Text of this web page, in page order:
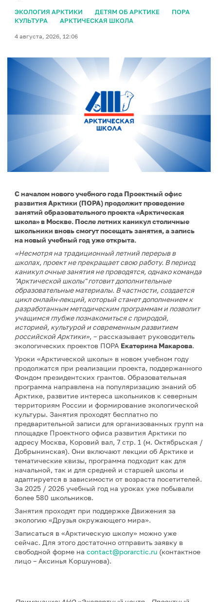
ЭКОЛОГИЯ АРКТИКИ ДЕТЯМ ОБ АРКТИКЕ
ПОРА
КУЛЬТУРА
АРКТИЧЕСКАЯ ШКОЛА
4 августа, 2026, 12:06
С началом нового учебного года Проектный офис
развития Арктики (ПОРА) продолжит проведение
занятий образовательного проекта «Арктическая
школа» в Москве. После летних каникул столичные
школьники вновь смогут посещать занятия, а запись
на новый учебный год уже открыта.
«Несмотря на традиционный летний перерыв в
школах, проект не прекращает свою работу. В период
каникул очные занятия не проводятся, однако команда
"Арктической школы" готовит дополнительные
образовательные материалы. В частности, создается
цикл онлайн-лекций, который станет дополнением к
разработанным методическим программам и позволит
учащимся глубже познакомиться с природой,
историей, культурой и современным развитием
российской Арктики», – рассказывает руководитель
экологических проектов ПОРА Екатерина Макарова.
Уроки «Арктической школы» в новом учебном году
продолжатся при реализации проекта, поддержанного
Фондом президентских грантов. Образовательная
программа направлена на популяризацию знаний об
Арктике, развитие интереса школьников к северным
территориям России и формирование экологической
культуры. Занятия проходят бесплатно по
предварительной записи для организованных групп на
площадке Проектного офиса развития Арктики по
адресу Москва, Коровий вал, 7 стр. 1 (м. Октябрьская /
Добрынинская). Они включают лекции об Арктике и
тематические квизы, программа подходит как для
начальной, так и для средней и старшей школы и
адаптируется в зависимости от возраста посетителей.
За 2025 / 2026 учебный год на уроках уже побывали
более 580 школьников.
Занятия проходят при поддержке Движения за
экологию «Друзья окружающего мира».
Записаться в «Арктическую школу» можно уже
сейчас. Для этого достаточно отправить заявку в
свободной форме на contact@porarctic.ru (контактное
лицо – Аксинья Коршунова).